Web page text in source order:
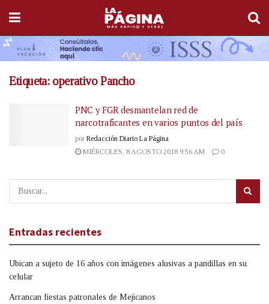
Etiqueta: operativo Pancho
PNC y FGR desmantelan red de
narcotraficantes en varios puntos del país
por Redacción Diario La Página
MIÉRCOLES, 8 AGOSTO 2018 9:56 AM
0
Entradas recientes
Ubican a sujeto de 16 años con imágenes alusivas a pandillas en su
celular
Arrancan fiestas patronales de Mejicanos